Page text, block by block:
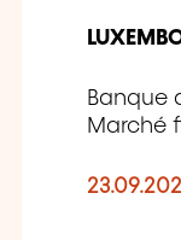
Banque
Marché